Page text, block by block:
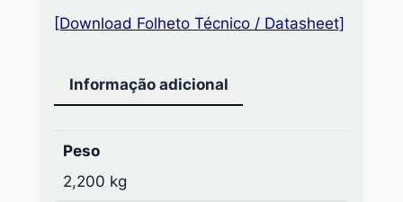
[Download Folheto Técnico / Datasheet]
Informação adicional
Peso
2,200 kg